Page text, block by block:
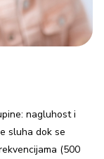
nagluhost i
sluha dok se
(500